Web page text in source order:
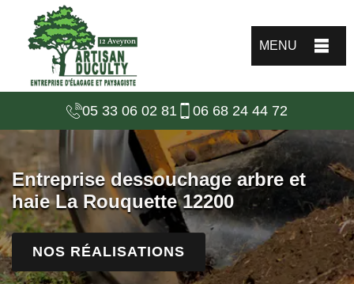
MENU
05 33 06 02 81 06 68 24 44 72
Entreprise dessouchage arbre et
haie La Rouquette 12200
NOS RÉALISATIONS